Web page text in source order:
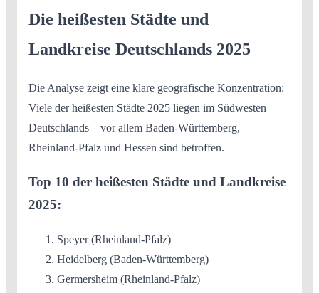
Die heißesten Städte und
Landkreise Deutschlands 2025
Die Analyse zeigt eine klare geografische Konzentration:
Viele der heißesten Städte 2025 liegen im Südwesten
Deutschlands – vor allem Baden-Württemberg,
Rheinland-Pfalz und Hessen sind betroffen.
Top 10 der heißesten Städte und Landkreise
2025:
Speyer (Rheinland-Pfalz)
Heidelberg (Baden-Württemberg)
Germersheim (Rheinland-Pfalz)